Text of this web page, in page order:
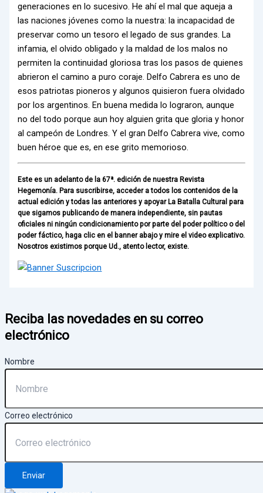
generaciones en lo sucesivo. He ahí el mal que aqueja a
las naciones jóvenes como la nuestra: la incapacidad de
preservar como un tesoro el legado de sus grandes. La
infamia, el olvido obligado y la maldad de los malos no
permiten la continuidad gloriosa tras los pasos de quienes
abrieron el camino a puro coraje. Delfo Cabrera es uno de
esos patriotas pioneros y algunos quisieron fuera olvidado
por los argentinos. En buena medida lo lograron, aunque
no del todo porque aun hoy alguien grita que gloria y honor
al campeón de Londres. Y el gran Delfo Cabrera vive, como
buen héroe que es, en ese grito memorioso.
Este es un adelanto de la 67ª. edición de nuestra Revista
Hegemonía. Para suscribirse, acceder a todos los contenidos de la
actual edición y todas las anteriores y apoyar La Batalla Cultural para
que sigamos publicando de manera independiente, sin pautas
oficiales ni ningún condicionamiento por parte del poder político o del
poder fáctico, haga clic en el banner abajo y mire el video explicativo.
Nosotros existimos porque Ud., atento lector, existe.
Reciba las novedades en su correo
electrónico
Nombre
Correo electrónico
Enviar